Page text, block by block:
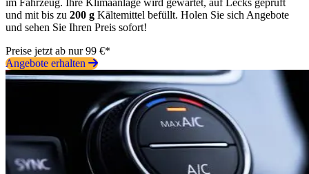
und mit bis zu 200 g Kältemittel befüllt. Holen Sie sich Angebote
und sehen Sie Ihren Preis sofort!
Preise jetzt ab nur 99 €*
Angebote erhalten